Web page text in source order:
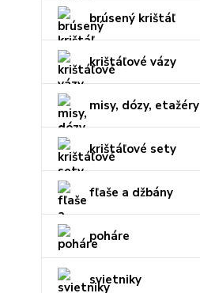
brúsený krištáľ
krištáľové vázy
misy, dózy, etažéry
krištáľové sety
fľaše a džbány
poháre
svietniky